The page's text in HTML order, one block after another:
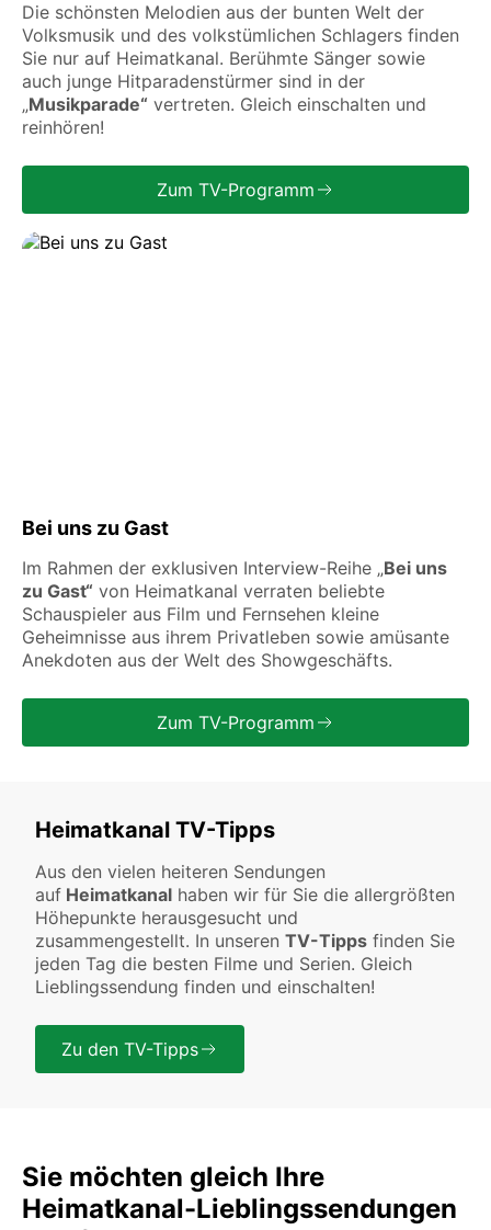
Die schönsten Melodien aus der bunten Welt der
Volksmusik und des volkstümlichen Schlagers finden
Sie nur auf Heimatkanal. Berühmte Sänger sowie
auch junge Hitparadenstürmer sind in der
„Musikparade“ vertreten. Gleich einschalten und
reinhören!
Zum TV-Programm
Bei uns zu Gast
Im Rahmen der exklusiven Interview-Reihe „Bei uns
zu Gast“ von Heimatkanal verraten beliebte
Schauspieler aus Film und Fernsehen kleine
Geheimnisse aus ihrem Privatleben sowie amüsante
Anekdoten aus der Welt des Showgeschäfts.
Zum TV-Programm
Heimatkanal TV-Tipps
Aus den vielen heiteren Sendungen
auf Heimatkanal haben wir für Sie die allergrößten
Höhepunkte herausgesucht und
zusammengestellt. In unseren TV-Tipps finden Sie
jeden Tag die besten Filme und Serien. Gleich
Lieblingssendung finden und einschalten!
Zu den TV-Tipps
Sie möchten gleich Ihre
Heimatkanal-Lieblingssendungen